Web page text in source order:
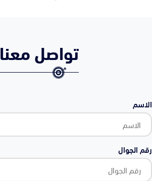
تواصل معنا
الاسم
رقم الجوال